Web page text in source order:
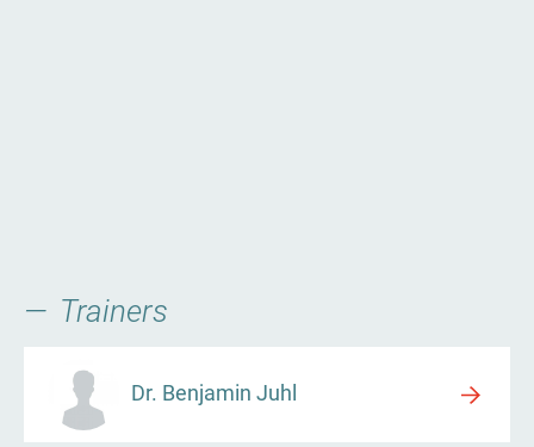
Trainers
Dr. Benjamin Juhl